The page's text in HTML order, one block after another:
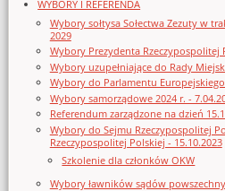
WYBORY I REFERENDA
Wybory sołtysa Sołectwa Zezuty w
2029
Wybory Prezydenta Rzeczypospolitej
Wybory uzupełniające do Rady
Wybory do Parlamentu Europejskiego
Wybory samorządowe 2024 r. -
Referendum zarządzone na dzień
Wybory do Sejmu Rzeczypospolitej
Rzeczypospolitej Polskiej - 15.10.2023
Szkolenie dla członków OKW
Wybory ławników sądów